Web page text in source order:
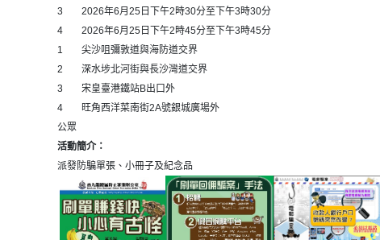
3
4
2026年6月25日下午2時30分至下午3時30分
2026年6月25日下午2時45分至下午3時45分
1
2
3
4
尖沙咀彌敦道與海防道交界
深水埗北河街與長沙灣道交界
宋皇臺港鐵站B出口外
旺角西洋菜南街2A號銀城廣場外
公眾
活動簡介：
派發防騙單張、小冊子及紀念品